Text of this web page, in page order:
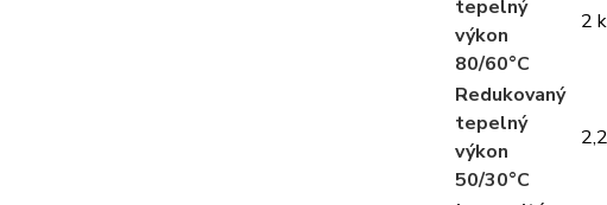
tepelný
výkon
80/60°C
2
Redukovaný
tepelný
výkon
50/30°C